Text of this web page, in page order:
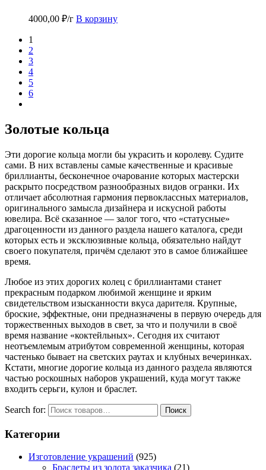
4000,00 ₽/г В корзину
1
2
3
4
5
6
Золотые кольца
Эти дорогие кольца могли бы украсить и королеву. Судите
сами. В них вставлены самые качественные и красивые
бриллианты, бесконечное очарование которых мастерски
раскрыто посредством разнообразных видов огранки. Их
отличает абсолютная гармония первоклассных материалов,
оригинального замысла дизайнера и искусной работы
ювелира. Всё сказанное — залог того, что «статусные»
драгоценности из данного раздела нашего каталога, среди
которых есть и эксклюзивные кольца, обязательно найдут
своего покупателя, причём сделают это в самое ближайшее
время.
Любое из этих дорогих колец с бриллиантами станет
прекрасным подарком любимой женщине и ярким
свидетельством изысканности вкуса дарителя. Крупные,
броские, эффектные, они предназначены в первую очередь для
торжественных выходов в свет, за что и получили в своё
время название «коктейльных». Сегодня их считают
неотъемлемым атрибутом современной женщины, которая
частенько бывает на светских раутах и клубных вечеринках.
Кстати, многие дорогие кольца из данного раздела являются
частью роскошных наборов украшений, куда могут также
входить серьги, кулон и браслет.
Search for: Поиск
Категории
Изготовление украшений (925)
Браслеты из золота заказчика (21)